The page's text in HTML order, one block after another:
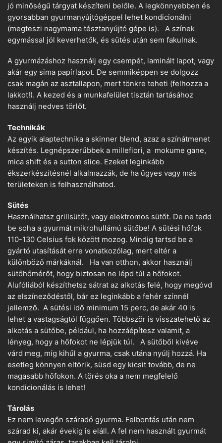
jó minőségű tárgyat készíteni belőle. A legkönnyebben és
gyorsabban gyurmanyújtógéppel lehet kondicionálni
(megteszi nagymama tésztanyújtó gépe is). A színek
egymással jól keverhetők, és sütés után sem fakulnak.
A gyurmázáshoz használj egy csempét, laminált lapot, vagy
akár egy sima papírlapot. De semmiképpen se dolgozz
csak magán az asztallapon, mert tönkre teheti (felhozza a
lakkot!). A kezed és a munkafelület tisztán tartásához
használj nedves törlőt.
Technikák
Az egyik alaptechnika a skinner blend, azaz a színátmenet
készítés. Legnépszerűbbek a millefiori, a mokume gane,
mica shift és a sutton slice. Ezeket leginkább
ékszerkészítésnél alkalmazzák, de ha ügyes vagy más
területeken is felhasználhatod.
Sütés
Használhatsz grillsütőt, vagy elektromos sütőt. De ne tedd
be soha a gyurmát mikrohullámú sütőbe! A sütési hőfok
110-130 Celsius fok között mozog. Mindig tartsd be a
gyártó utasítását erre vonatkozólag, mert eltér a
különböző márkáknál. Ha van otthon, akkor használj
sütőhőmérőt, hogy biztosan ne lépd túl a hőfokot.
Alufóliából készíthetsz sátrat az alkotás felé, hogy megóvd
az elszíneződéstől, bár ez leginkább a fehér színnél
jellemző. A sütési idő minimum 15 perc, de akár 40 is
lehet a vastagságtól függően. Többször is visszatehető az
alkotás a sütőbe, például, ha hozzáépítesz valamit, a
lényeg, hogy a hőfokot ne lépjük túl. A sütőből kivéve
várd meg, míg kihűl a gyurma, csak utána nyúlj hozzá. Ha
esetleg könnyen eltörik, süsd egy kicsit tovább, de ne
magasabb hőfokon. A törés oka a nem megfelelő
kondicionálás is lehet!
Tárolás
Ez nem levegőn száradó gyurma. Felbontás után nem
szárad ki, akár évekig is eláll. A fel nem használt gyurmát